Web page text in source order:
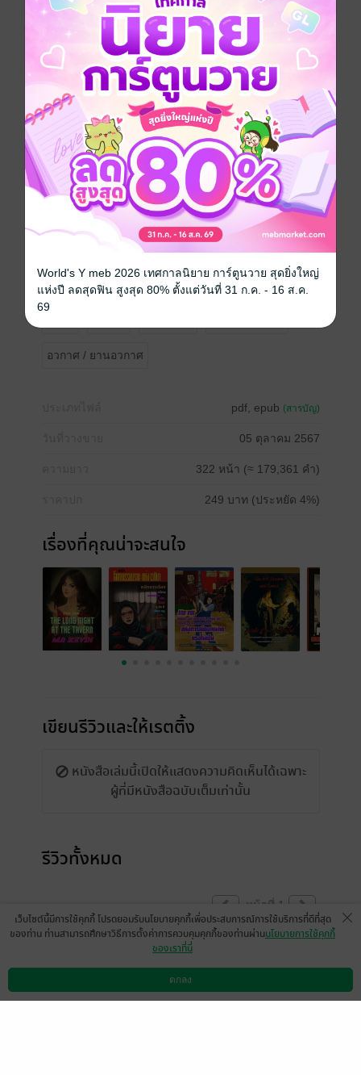
ท่ามกลางการแย่งชิงอำนาจในศตวรรษที่ 23 และ 'มือที่
มองไม่เห็น' ก่อความขัดแย้งคั่นกลาง ประกายแห่งรักจะ
มอดดับ หรือจะลุกโชนกันแน่?
___________________________________________
_________________________________
หน้าปกโดย Bambibbidiboo
___________________________________________
_________________________________
ขอยืนยันว่า 'Romance of Star Butterflies' ไม่ได้ใช้ AI ใน
ขั้นตอนการเขียนแม้แต่ขั้นตอนเดียว
___________________________________________
_________________________________
คำชี้แจง: รีไรต์ครั้งที่ 1 เพิ่มเนื้อหา แก้ไขคำผิด และเสริม
เนื้อหาให้สมบูรณ์
อวกาศ / ยานอวกาศ
pdf, epub (สารบัญ)
05 ตุลาคม 2567
322 หน้า (≈ 179,361 คำ)
249 บาท (ประหยัด 4%)
เรื่องที่คุณน่าจะสนใจ
เขียนรีวิวและให้เรตติ้ง
หนังสือเล่มนี้เปิดให้แสดงความคิดเห็นได้เฉพาะ
ผู้ที่มีหนังสือฉบับเต็มเท่านั้น
รีวิวทั้งหมด
หน้าที่ 1
ดาวน์โหลดแอป วิธีการใช้งาน ติดต่อเรา
เว็บไซต์นี้มีการใช้คุกกี้ โปรดยอมรับนโยบายคุกกี้เพื่อประสบการณ์การใช้บริการที่ดีที่สุด
ของท่าน ท่านสามารถศึกษาวิธีการตั้งค่าการควบคุมคุกกี้ของท่านผ่านนโยบายการใช้คุกกี้
ของเราที่นี่
ตกลง
World's Y meb 2026 เทศกาลนิยาย การ์ตูนวาย สุดยิ่งใหญ่
แห่งปี ลดสุดฟิน สูงสุด 80% ตั้งแต่วันที่ 31 ก.ค. - 16 ส.ค.
69